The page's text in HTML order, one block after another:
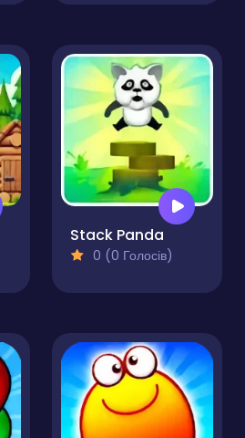
Stack Panda
0 (0 Голосів)